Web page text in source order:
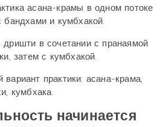
асана-крамы в одном потоке
и кумбхакой.
дришти в сочетании с пранаямой
затем с кумбхакой.
практики: асана-крама,
кумбхака.
начинается